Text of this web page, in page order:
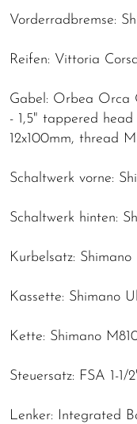
Vorderradbremse:
Reifen: Vittoria
Gabel: Orbea Orca
- 1,5" tappered
12x100mm, thread
Schaltwerk vorne:
Schaltwerk hinten:
Kurbelsatz:
Kassette: Shimano
Kette: Shimano
Steuersatz: FSA 1-
Lenker: Integrated